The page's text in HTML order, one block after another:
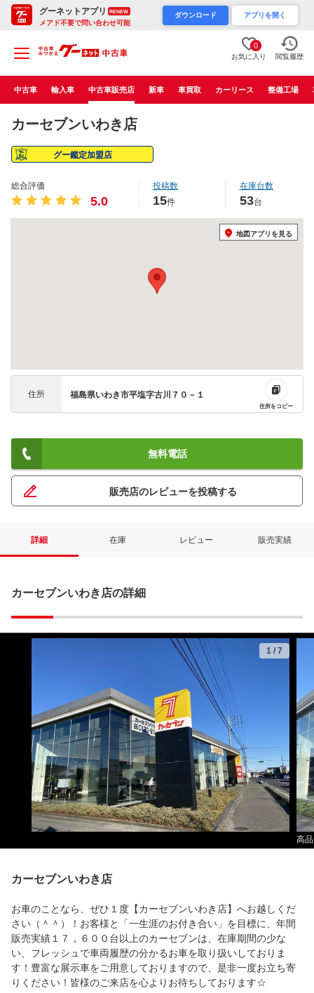
グーネットアプリ RENEW
メアド不要で問い合わせ可能
ダウンロード アプリを開く
0
お気に入り 閲覧履歴
中古車 輸入車 中古車販売店 新車 車買取 カーリース 整備工場
カーセブンいわき店
グー鑑定加盟店
総合評価
5.0
投稿数
15件
在庫台数
53台
地図アプリを見る
住所 福島県いわき市平塩字古川７０－１
住所をコピー
無料電話
販売店のレビューを投稿する
詳細 在庫 レビュー 販売実績
カーセブンいわき店の詳細
1 / 7
高
カーセブンいわき店
お車のことなら、ぜひ１度【カーセブンいわき店】へお越しくだ
さい（＾＾）！お客様と「一生涯のお付き合い」を目標に、年間
販売実績１７，６００台以上のカーセブンは、在庫期間の少な
い、フレッシュで車両履歴の分かるお車を取り扱いしておりま
す！豊富な展示車をご用意しておりますので、是非一度お立ち寄
りください！皆様のご来店を心よりお待ちしております☆